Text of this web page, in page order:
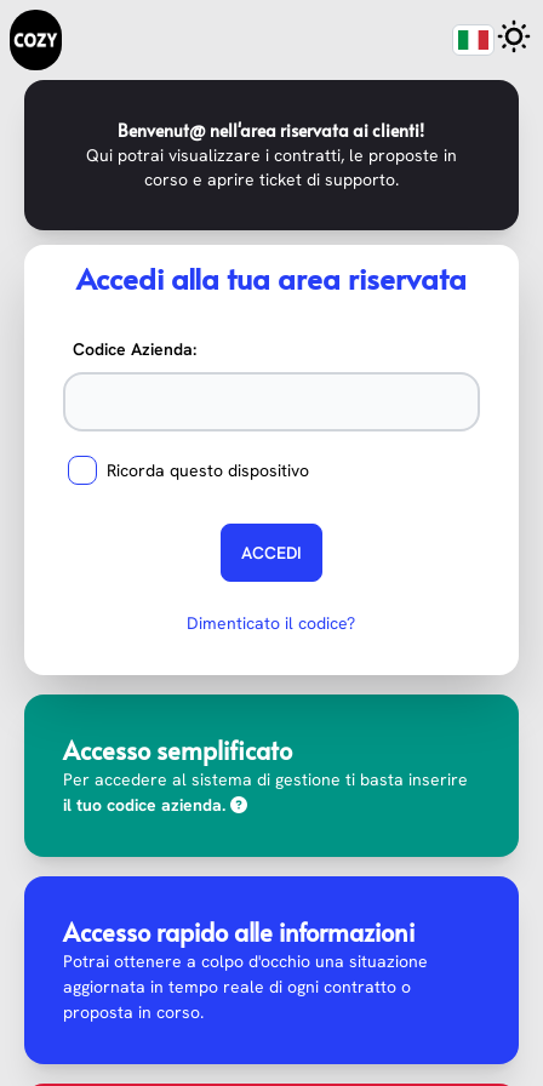
Accesso semplificato
Per accedere al sistema di gestione ti basta inserire
il tuo codice azienda.
Accesso rapido alle informazioni
Potrai ottenere a colpo d'occhio una situazione
aggiornata in tempo reale di ogni contratto o
proposta in corso.
Benvenut@ nell'area riservata ai clienti!
Qui potrai visualizzare i contratti, le proposte in
corso e aprire ticket di supporto.
Accedi alla tua area riservata
Codice Azienda:
Ricorda questo dispositivo
ACCEDI
Dimenticato il codice?